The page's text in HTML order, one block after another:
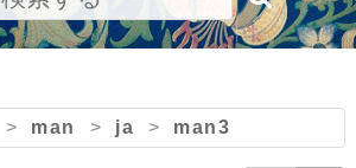
> man > ja > man3